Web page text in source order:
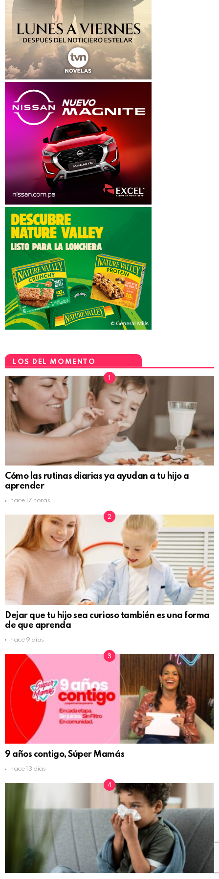
LOS DEL MOMENTO
Cómo las rutinas diarias ya ayudan a tu hijo a
aprender
hace 17 horas
Dejar que tu hijo sea curioso también es una forma
de que aprenda
hace 9 días
9 años contigo, Súper Mamás
hace 13 días